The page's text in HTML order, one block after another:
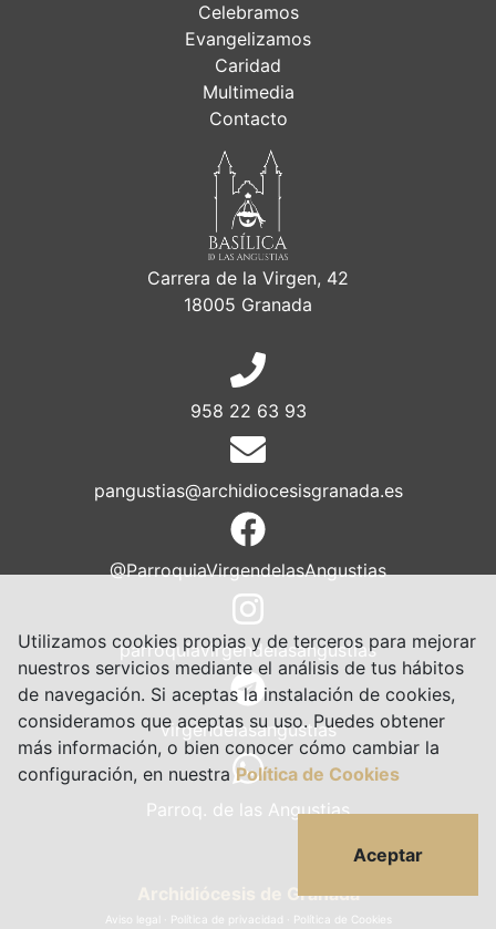
Celebramos
Evangelizamos
Caridad
Multimedia
Contacto
Carrera de la Virgen, 42
18005 Granada
958 22 63 93
pangustias@archidiocesisgranada.es
@ParroquiaVirgendelasAngustias
parroquiavirgendelasangustias
virgendelasangustias
Parroq. de las Angustias
Archidiócesis de Granada
Aviso legal Política de privacidad Política de Cookies
Utilizamos cookies propias y de terceros para mejorar
nuestros servicios mediante el análisis de tus hábitos
de navegación. Si aceptas la instalación de cookies,
consideramos que aceptas su uso. Puedes obtener
más información, o bien conocer cómo cambiar la
configuración, en nuestraPolítica de Cookies
Aceptar